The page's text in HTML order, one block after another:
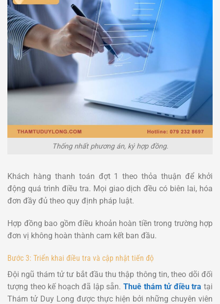
Thống nhất phương án, ký hợp đồng.
Khách hàng thanh toán đợt 1 theo thỏa thuận để khởi
động quá trình điều tra. Mọi giao dịch đều có biên lai, hóa
đơn đầy đủ theo quy định pháp luật.
Hợp đồng bao gồm điều khoản hoàn tiền trong trường hợp
đơn vị không hoàn thành cam kết ban đầu.
Bước 3: Triển khai điều tra và cập nhật tiến độ
Đội ngũ thám tử tư bắt đầu thu thập thông tin, theo dõi đối
tượng theo kế hoạch đã lập sẵn.Thuê thám tử điều tra tại
Thám tử Duy Long được thực hiện bởi những chuyên viên